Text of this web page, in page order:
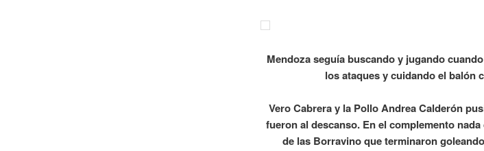
Mendoza seguía buscando y jugando
los ataques y cuidando el balón
Vero Cabrera y la Pollo Andrea Calderón
fueron al descanso. En el complemento
de las Borravino que terminaron